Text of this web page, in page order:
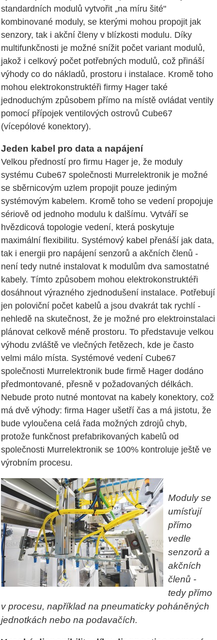
standardních modulů vytvořit „na míru šité"
kombinované moduly, se kterými mohou propojit jak
senzory, tak i akční členy v blízkosti modulu. Díky
multifunkčnosti je možné snížit počet variant modulů,
jakož i celkový počet potřebných modulů, což přináší
výhody co do nákladů, prostoru i instalace. Kromě toho
mohou elektrokonstruktéři firmy Hager také
jednoduchým způsobem přímo na místě ovládat ventily
pomocí přípojek ventilových ostrovů Cube67
(vícepólové konektory).
Jeden kabel pro data a napájení
Velkou předností pro firmu Hager je, že moduly
systému Cube67 společnosti Murrelektronik je možné
se sběrnicovým uzlem propojit pouze jediným
systémovým kabelem. Kromě toho se vedení propojuje
sériově od jednoho modulu k dalšímu. Vytváří se
hvězdicová topologie vedení, která poskytuje
maximální flexibilitu. Systémový kabel přenáší jak data,
tak i energii pro napájení senzorů a akčních členů -
není tedy nutné instalovat k modulům dva samostatné
kabely. Tímto způsobem mohou elektrokonstruktéři
dosáhnout výrazného zjednodušení instalace. Potřebují
jen poloviční počet kabelů a jsou dvakrát tak rychlí -
nehledě na skutečnost, že je možné pro elektroinstalaci
plánovat celkově méně prostoru. To představuje velkou
výhodu zvláště ve vlečných řetězech, kde je často
velmi málo místa. Systémové vedení Cube67
společnosti Murrelektronik bude firmě Hager dodáno
předmontované, přesně v požadovaných délkách.
Nebude proto nutné montovat na kabely konektory, což
má dvě výhody: firma Hager ušetří čas a má jistotu, že
bude vyloučena celá řada možných zdrojů chyb,
protože funkčnost prefabrikovaných kabelů od
společnosti Murrelektronik se 100% kontroluje ještě ve
výrobním procesu.
Moduly se
umísťují
přímo
vedle
senzorů a
akčních
členů -
tedy přímo
v procesu, například na pneumaticky poháněných
jednotkách nebo na podavačích.